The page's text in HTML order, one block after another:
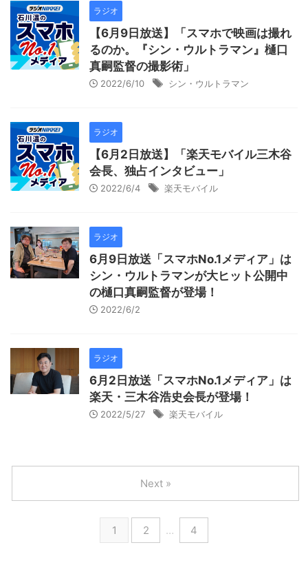
ラジオ
【6月9日放送】「スマホで映画は撮れ
るのか。『シン・ウルトラマン』樋口
真嗣監督の撮影術」
2022/6/10 シン・ウルトラマン
ラジオ
【6月2日放送】「楽天モバイル三木谷
会長、独占インタビュー」
2022/6/4 楽天モバイル
ラジオ
6月9日放送「スマホNo.1メディア」は
シン・ウルトラマンが大ヒット公開中
の樋口真嗣監督が登場！
2022/6/2
ラジオ
6月2日放送「スマホNo.1メディア」は
楽天・三木谷浩史会長が登場！
2022/5/27 楽天モバイル
1 2 … 4
Next »